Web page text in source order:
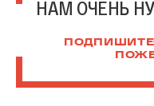
НАМ ОЧЕНЬ